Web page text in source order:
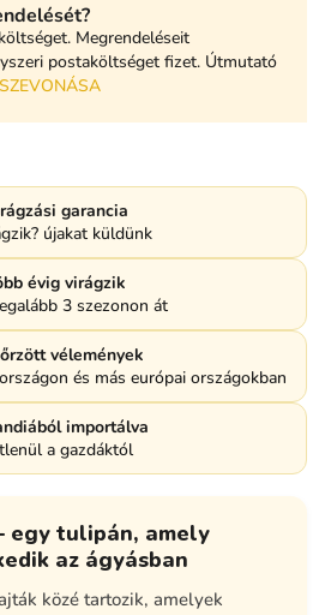
Megrendeléseit
postaköltséget fizet. Útmutató
garancia
újakat küldünk
évig virágzik
3 szezonon át
vélemények
és más európai országokban
importálva
a gazdáktól
egy tulipán, amely
az ágyásban
közé tartozik, amelyek